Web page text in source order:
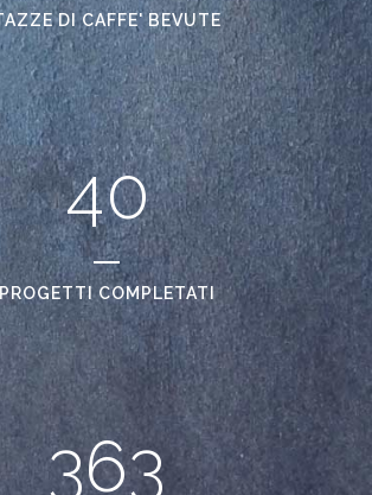
DI CAFFE' BEVUTE
2
3
40
PROGETTI COMPLETATI
363